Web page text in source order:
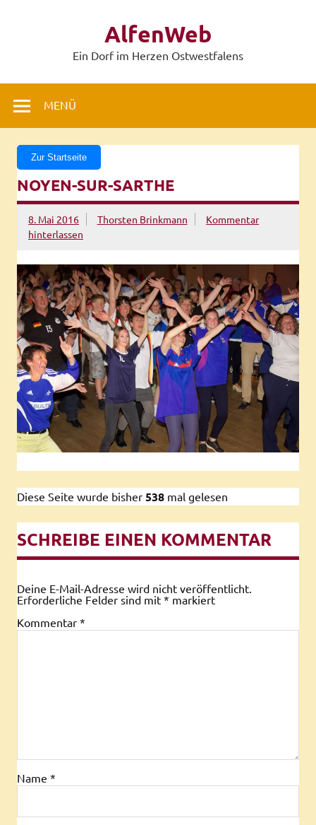
AlfenWeb
Ein Dorf im Herzen Ostwestfalens
MENÜ
Zur Startseite
NOYEN-SUR-SARTHE
8. Mai 2016 Thorsten Brinkmann
Kommentar
hinterlassen
Diese Seite wurde bisher 538 mal gelesen
SCHREIBE EINEN KOMMENTAR
Deine E-Mail-Adresse wird nicht veröffentlicht.
Erforderliche Felder sind mit * markiert
Kommentar *
Name *